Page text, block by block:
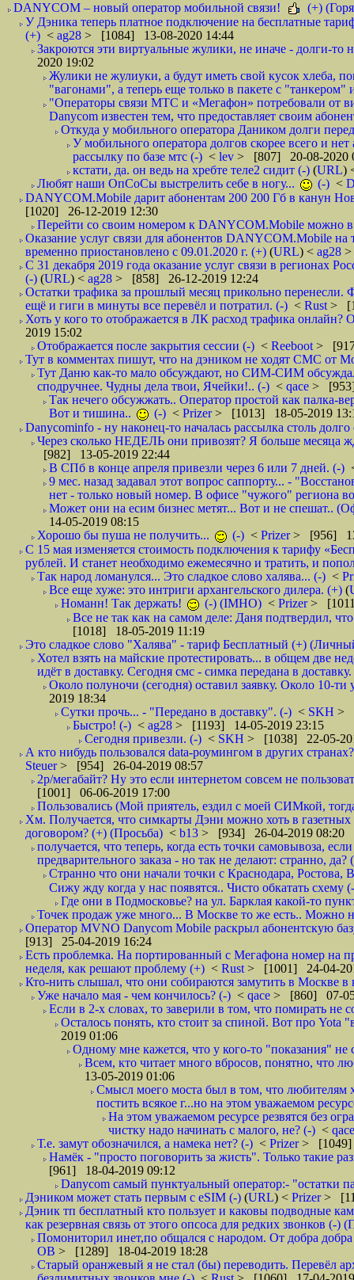
DANYCOM – новый оператор мобильной связи!
(+)
У Дэника теперь платное подключение на бесплатные
(+) < ag28 > [1084] 13-08-2020 14:44
Закроются эти виртуальные жулики, не иначе - долги-то
2020 19:02
Жулики не жулиуки, а будут иметь свой кусок хлеба,
"вагонами", а теперь еще только в пакете с
"Операторы связи МТС и «Мегафон» потребовали от
Danycom известен тем, что предоставляет своим
Откуда у мобильного оператора Даником долги
У мобильного оператора долгов скорее всего и
рассылку по базе мтс (-) < lev > [807] 20-08-2020
кстати, да. он ведь на хребте теле2 сидит (-) (URL)
Любят наши ОпСоСы выстрелить себе в ногу...
(-) <
DANYCOM.Mobile дарит абонентам 200 200 Гб в канун
[1020] 26-12-2019 12:30
Перейти со своим номером к DANYCOM.Mobile можно в
Оказание услуг связи для абонентов DANYCOM.Mobile
временно приостановлено с 09.01.2020 г. (+) (URL) < ag28 >
С 31 декабря 2019 года оказание услуг связи в регионах
(-) (URL) < ag28 > [858] 26-12-2019 12:24
Остатки трафика за прошлый месяц прикольно
ещё и гиги в минуты все перевёл и потратил. (-) < Rust >
Хоть у кого то отображается в ЛК расход трафика
2019 15:02
Отображается после закрытия сессии (-) < Reeboot >
Тут в комментах пишут, что на дэником не ходят СМС от
Тут Даню как-то мало обсуждают, но СИМ-СИМ
сподручнее. Чудны дела твои, Ячейки!.. (-) < qace > [953]
Так нечего обсужжать.. Оператор простой как палка-
Вот и тишина..
(-) < Prizer> [1013] 18-05-2019
Danycominfo - ну наконец-то началась рассылка столь
Через сколько НЕДЕЛЬ они привозят? Я больше месяца
[982] 13-05-2019 22:44
В СПб в конце апреля привезли через 6 или 7 дней. (-)
9 мес. назад задавал этот вопрос саппорту... -
нет - только новый номер. В офисе "чужого" региона
Может они на есим бизнес метят... Вот и не спешат..
14-05-2019 08:15
Хорошо бы пуша не получить...
(-) < Prizer> [956]
С 15 мая изменяется стоимость подключения к тарифу
рублей. И станет необходимо ежемесячно и тратить, и
Так народ ломанулся... Это сладкое слово халява... (-) <
Все еще хуже: это интриги архангельского дилера. (+) (
Номанн! Так держать!
(-) (IMHO) < Prizer>
Все не так как на самом деле: Даня подтвердил,
[1018] 18-05-2019 11:19
Это сладкое слово "Халява" - тариф Бесплатный (+)
Хотел взять на майские протестировать... в общем две
идёт в доставку. Сегодня смс - симка передана в
Около полуночи (сегодня) оставил заявку. Около 10-ти
2019 18:34
Сутки прочь... - "Передано в доставку". (-) < SKH >
Быстро! (-) < ag28 > [1193] 14-05-2019 23:15
Сегодня привезли. (-) < SKH > [1038] 22-05-
А кто нибудь пользовался data-роумингом в других
Steuer> [954] 26-04-2019 08:57
2р/мегабайт? Ну это если интернетом совсем не
[1001] 06-06-2019 17:00
Пользовались (Мой приятель, ездил с моей СИМкой,
Хм. Получается, что симкарты Дэни можно хоть в газетных
договором? (+) (Просьба) < b13 > [934] 26-04-2019 08:20
получается, что теперь, когда есть точки самовывоза,
предварительного заказа - но так не делают: странно, да?
Странно что они начали точки с Краснодара,
Сижу жду когда у нас появятся.. Чисто обкатать схему
Где они в Подмосковье? на ул. Барклая какой-то
Точек продаж уже много... В Москве то же есть.. Можно
Оператор MVNO Danycom Mobile раскрыл абонентскую
[913] 25-04-2019 16:24
Есть проблемка. На портированный с Мегафона номер на
неделя, как решают проблему (+) < Rust > [1001] 24-04-
Кто-нить слышал, что они собираются замутить в Москве в
Уже начало мая - чем кончилось? (-) < qace > [860] 07-
Если в 2-х словах, то заверили в том, что помирать не
Осталось понять, кто стоит за спиной. Вот про Yota
2019 01:06
Одному мне кажется, что у кого-то "показания" не
Всем, кто читает много вбросов, понятно, что
13-05-2019 01:06
Смысл моего моста был в том, что любителям
постить всякое г...но на этом уважаемом
На этом уважаемом ресурсе резвятся без
чистку надо начинать с малого, не? (-) <
Т.е. замут обозначился, а намека нет? (-) < Prizer> [1049]
Намёк - "просто поговорить за жисть". Только такие
[961] 18-04-2019 09:12
Danycom самый пунктуальный оператор:- "остатки
Дэником может стать первым с еSIM (-) (URL) < Prizer>
Дэник тп бесплатный кто пользует и каковы подводные
как резервная связь от этого опсоса для редких звонков (-)
Помониторил инет,по общался с народом. От добра
ОВ > [1289] 18-04-2019 18:28
Старый оранжевый я не стал (бы) переводить. Перевёл